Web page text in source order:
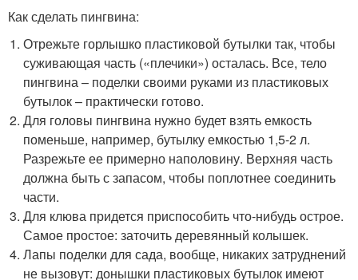
Как сделать пингвина:
Отрежьте горлышко пластиковой бутылки так, чтобы
суживающая часть («плечики») осталась. Все, тело
пингвина – поделки своими руками из пластиковых
бутылок – практически готово.
Для головы пингвина нужно будет взять емкость
поменьше, например, бутылку емкостью 1,5-2 л.
Разрежьте ее примерно наполовину. Верхняя часть
должна быть с запасом, чтобы поплотнее соединить
части.
Для клюва придется приспособить что-нибудь острое.
Самое простое: заточить деревянный колышек.
Лапы поделки для сада, вообще, никаких затруднений
не вызовут: донышки пластиковых бутылок имеют